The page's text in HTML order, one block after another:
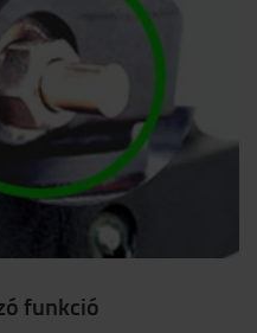
funkció